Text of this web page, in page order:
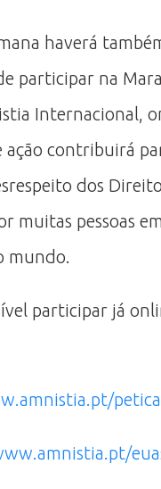
haverá
participar na
Internacional,
ação contribuirá
dos
muitas pessoas
mundo.
participar já